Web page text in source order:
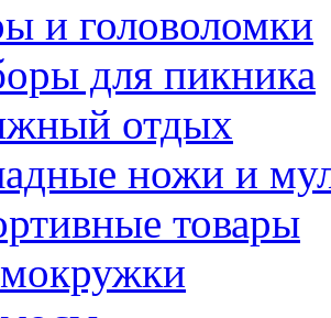
и головоломки
для пикника
отдых
ножи и
товары